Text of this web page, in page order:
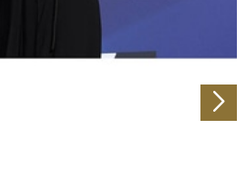
und Analysen weiter. Unsere
möglicherweise mit
die Sie ihnen bereitgestellt